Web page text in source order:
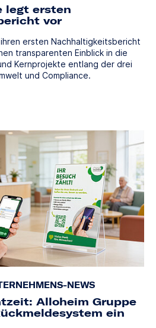
legt ersten
vor
ersten Nachhaltigkeitsbericht
transparenten Einblick in die
Kernprojekte entlang der drei
und Compliance.
NEWS
Alloheim Gruppe
ein